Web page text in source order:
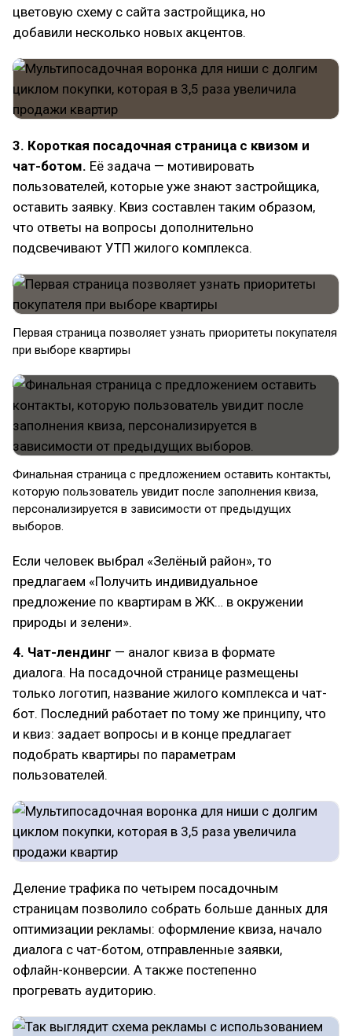
цветовую схему с сайта застройщика, но
добавили несколько новых акцентов.
3. Короткая посадочная страница с квизом и
чат-ботом. Её задача — мотивировать
пользователей, которые уже знают застройщика,
оставить заявку. Квиз составлен таким образом,
что ответы на вопросы дополнительно
подсвечивают УТП жилого комплекса.
Первая страница позволяет узнать приоритеты покупателя
при выборе квартиры
Финальная страница с предложением оставить контакты,
которую пользователь увидит после заполнения квиза,
персонализируется в зависимости от предыдущих
выборов.
Если человек выбрал «Зелёный район», то
предлагаем «Получить индивидуальное
предложение по квартирам в ЖК… в окружении
природы и зелени».
4. Чат-лендинг — аналог квиза в формате
диалога. На посадочной странице размещены
только логотип, название жилого комплекса и чат-
бот. Последний работает по тому же принципу, что
и квиз: задает вопросы и в конце предлагает
подобрать квартиры по параметрам
пользователей.
Деление трафика по четырем посадочным
страницам позволило собрать больше данных для
оптимизации рекламы: оформление квиза, начало
диалога с чат-ботом, отправленные заявки,
офлайн-конверсии. А также постепенно
прогревать аудиторию.